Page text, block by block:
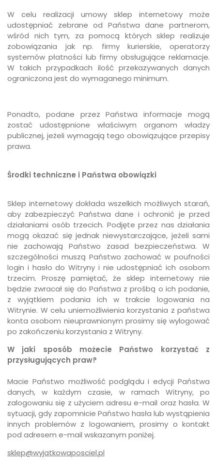
W celu realizacji umowy sklep internetowy może
udostępniać zebrane od Państwa dane partnerom,
wśród nich tym, za pomocą których sklep realizuje
zobowiązania jak np. firmy kurierskie, operatorzy
systemów płatności lub firmy obsługujące reklamacje.
W takich przypadkach ilość przekazywanych danych
ograniczona jest do wymaganego minimum.
Ponadto, podane przez Państwa informacje mogą
zostać udostępnione właściwym organom władzy
publicznej, jeżeli wymagają tego obowiązujące przepisy
prawa.
Środki techniczne i Państwa obowiązki
Sklep internetowy dokłada wszelkich możliwych starań,
aby zabezpieczyć Państwa dane i ochronić je przed
działaniami osób trzecich. Podjęte przez nas działania
mogą okazać się jednak niewystarczające, jeżeli sami
nie zachowają Państwo zasad bezpieczeństwa. W
szczególności muszą Państwo zachować w poufności
login i hasło do Witryny i nie udostępniać ich osobom
trzecim. Proszę pamiętać, że sklep internetowy nie
będzie zwracał się do Państwa z prośbą o ich podanie,
z wyjątkiem podania ich w trakcie logowania na
Witrynie. W celu uniemożliwienia korzystania z państwa
konta osobom nieuprawnionym prosimy się wylogować
po zakończeniu korzystania z Witryny.
W jaki sposób możecie Państwo korzystać z
przysługujących praw?
Macie Państwo możliwość podglądu i edycji Państwa
danych, w każdym czasie, w ramach Witryny, po
zalogowaniu się z użyciem adresu e-mail oraz hasła. W
sytuacji, gdy zapomnicie Państwo hasła lub wystąpienia
innych problemów z logowaniem, prosimy o kontakt
pod adresem e-mail wskazanym poniżej.
sklep@wyjatkowaposciel.pl